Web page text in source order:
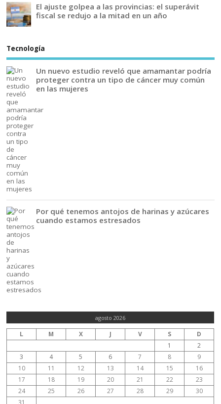
El ajuste golpea a las provincias: el superávit
fiscal se redujo a la mitad en un año
Tecnología
Un nuevo estudio reveló que amamantar podría
proteger contra un tipo de cáncer muy común
en las mujeres
Por qué tenemos antojos de harinas y azúcares
cuando estamos estresados
agosto 2026
L M X J V S
D
1
2
3
4 5 6 7 8
9
10
11 12 13 14 15
16
17
18 19 20 21 22
23
24
25 26 27 28 29
30